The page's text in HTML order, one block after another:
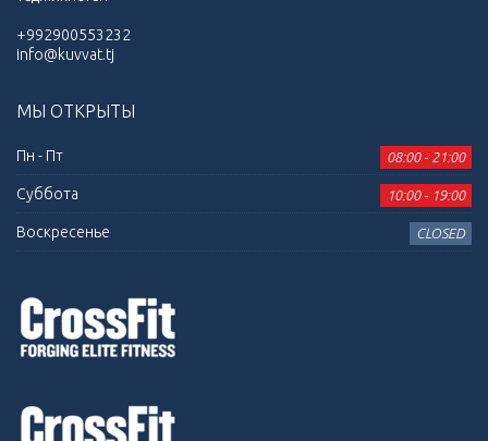
+992900553232
info@kuvvat.tj
МЫ ОТКРЫТЫ
Пн - Пт 08:00 - 21:00
Суббота 10:00 - 19:00
Воскресенье CLOSED